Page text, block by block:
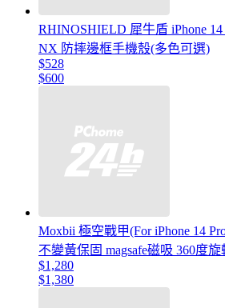
RHINOSHIELD 犀牛盾 iPhone 14
NX 防摔邊框手機殼(多色可選)
$528
$600
Moxbii 極空戰甲(For iPhone 14
不變黃保固 magsafe磁吸 360度旋
$1,280
$1,380